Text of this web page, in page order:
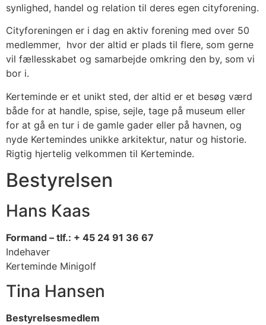
synlighed, handel og relation til deres egen cityforening.
Cityforeningen er i dag en aktiv forening med over 50
medlemmer, hvor der altid er plads til flere, som gerne
vil fællesskabet og samarbejde omkring den by, som vi
bor i.
Kerteminde er et unikt sted, der altid er et besøg værd
både for at handle, spise, sejle, tage på museum eller
for at gå en tur i de gamle gader eller på havnen, og
nyde Kertemindes unikke arkitektur, natur og historie.
Rigtig hjertelig velkommen til Kerteminde.
Bestyrelsen
Hans Kaas
Formand – tlf.: + 45 24 91 36 67
Indehaver
Kerteminde Minigolf
Tina Hansen
Bestyrelsesmedlem